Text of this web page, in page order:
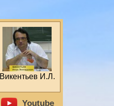
Викентьев И.Л.
Youtube